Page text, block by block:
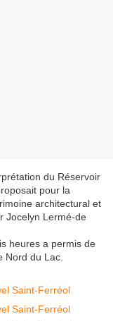
du Réservoir
pour la
architectural et
Jocelyn Lermé-de
heures a permis de
Nord du Lac.